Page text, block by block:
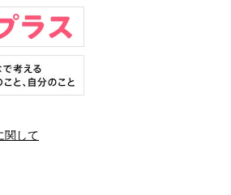
関して